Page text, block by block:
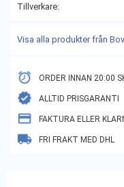
Tillverkare
Visa alla produkter från
ORDER INNAN 20:00
ALLTID PRISGARANTI
FAKTURA ELLER
FRI FRAKT MED DHL